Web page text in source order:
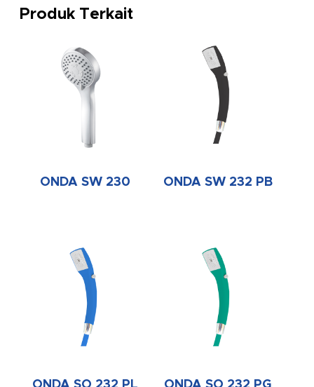
Produk Terkait
ONDA SW 230 ONDA SW 232 PB